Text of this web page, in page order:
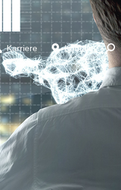
Karriere Kontakt